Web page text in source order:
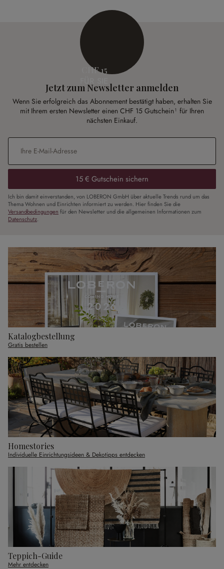
CHF 15
Jetzt zum Newsletter anmelden
Wenn Sie erfolgreich das Abonnement bestätigt haben, erhalten Sie
mit Ihrem ersten Newsletter einen CHF 15 Gutschein¹ für Ihren
nächsten Einkauf.
E-Mail-Adresse
15 € Gutschein sichern
Ich bin damit einverstanden, von LOBERON GmbH über aktuelle Trends rund um das
Thema Wohnen und Einrichten informiert zu werden. Hier finden Sie die
Versandbedingungen für den Newsletter und die allgemeinen Informationen zum
Datenschutz.
Katalogbestellung
Gratis bestellen
Homestories
Individuelle Einrichtungsideen & Dekotipps entdecken
Teppich-Guide
Mehr entdecken